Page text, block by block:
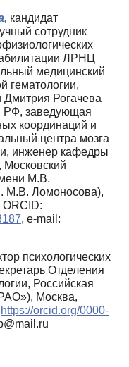
кандидат
сотрудник
ЛРНЦ
медицинский
гематологии,
Дмитрия Рогачева
РФ, заведующая
координаций и
центра мозга
инженер кафедры
Московский
М.В.
Ломоносова),
, e-mail:
психологических
Отделения
Российская
Москва,
https://orcid.org/0000-